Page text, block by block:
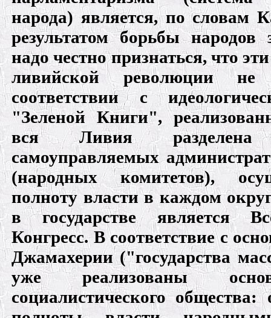
народа) является, по словам
результатом борьбы
надо честно признаться, что
ливийской революции
соответствии с
"Зеленой Книги",
вся Ливия
самоуправляемых
(народных комитетов),
полноту власти в каждом
в государстве является
Конгресс. В соответствие с
Джамахерии ("государства
уже реализованы
социалистического общества: